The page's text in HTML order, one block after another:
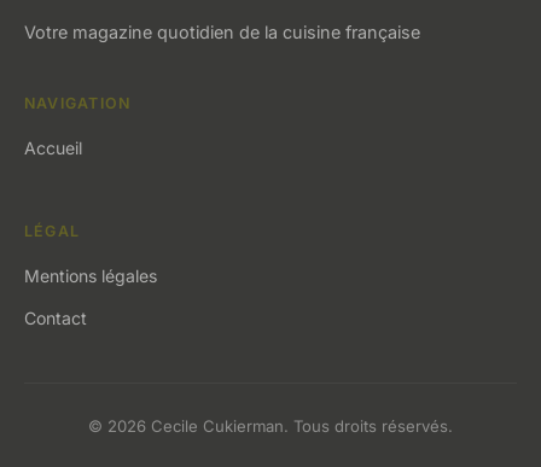
Votre magazine quotidien de la cuisine française
NAVIGATION
Accueil
LÉGAL
Mentions légales
Contact
© 2026 Cecile Cukierman. Tous droits réservés.